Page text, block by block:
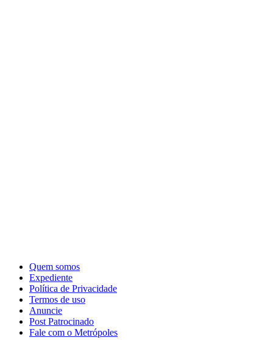
Quem somos
Expediente
Política de Privacidade
Termos de uso
Anuncie
Post Patrocinado
Fale com o Metrópoles